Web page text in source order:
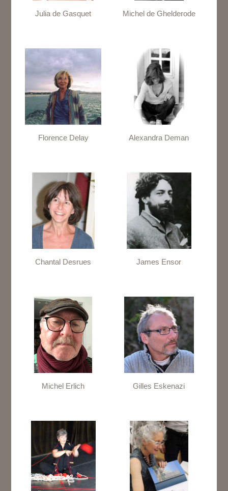
Julia de Gasquet Michel de Ghelderode
Florence Delay Alexandra Deman
Chantal Desrues James Ensor
Michel Erlich Gilles Eskenazi